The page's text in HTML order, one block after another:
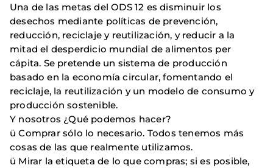
Una de las metas del ODS 12 es disminuir los
desechos mediante políticas de prevención,
reducción, reciclaje y reutilización, y reducir a la
mitad el desperdicio mundial de alimentos per
cápita. Se pretende un sistema de producción
basado en la economía circular, fomentando el
reciclaje, la reutilización y un modelo de consumo y
producción sostenible.
Y nosotros ¿Qué podemos hacer?
ü Comprar sólo lo necesario. Todos tenemos más
cosas de las que realmente utilizamos.
ü Mirar la etiqueta de lo que compras; si es posible,